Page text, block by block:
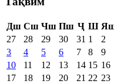
Дш Сш Чш Пш Ҷ Ш
27
28 29 30 31 1
2
3
4 5 6 7 8
9
10
11 12 13 14 15 16
17
18 19 20 21 22 23